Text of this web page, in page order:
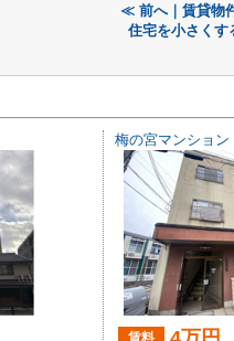
≪ 前へ｜賃貸物
住宅を小さく
梅の宮マンション
賃料